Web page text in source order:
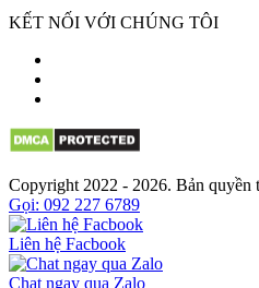
KẾT NỐI VỚI CHÚNG TÔI
Copyright 2022 - 2026. Bản quyền
Gọi: 092 227 6789
Liên hệ Facbook
Chat ngay qua Zalo